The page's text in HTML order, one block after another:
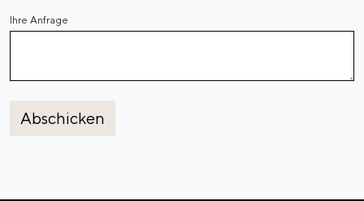
Ihre Anfrage
Abschicken